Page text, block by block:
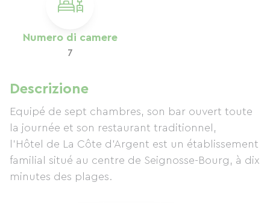
Numero di camere
7
Descrizione
Equipé de sept chambres, son bar ouvert toute
la journée et son restaurant traditionnel,
l'Hôtel de La Côte d'Argent est un établissement
familial situé au centre de Seignosse-Bourg, à dix
minutes des plages.